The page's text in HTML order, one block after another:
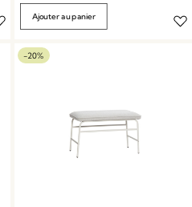
Ajouter au panier
-20%